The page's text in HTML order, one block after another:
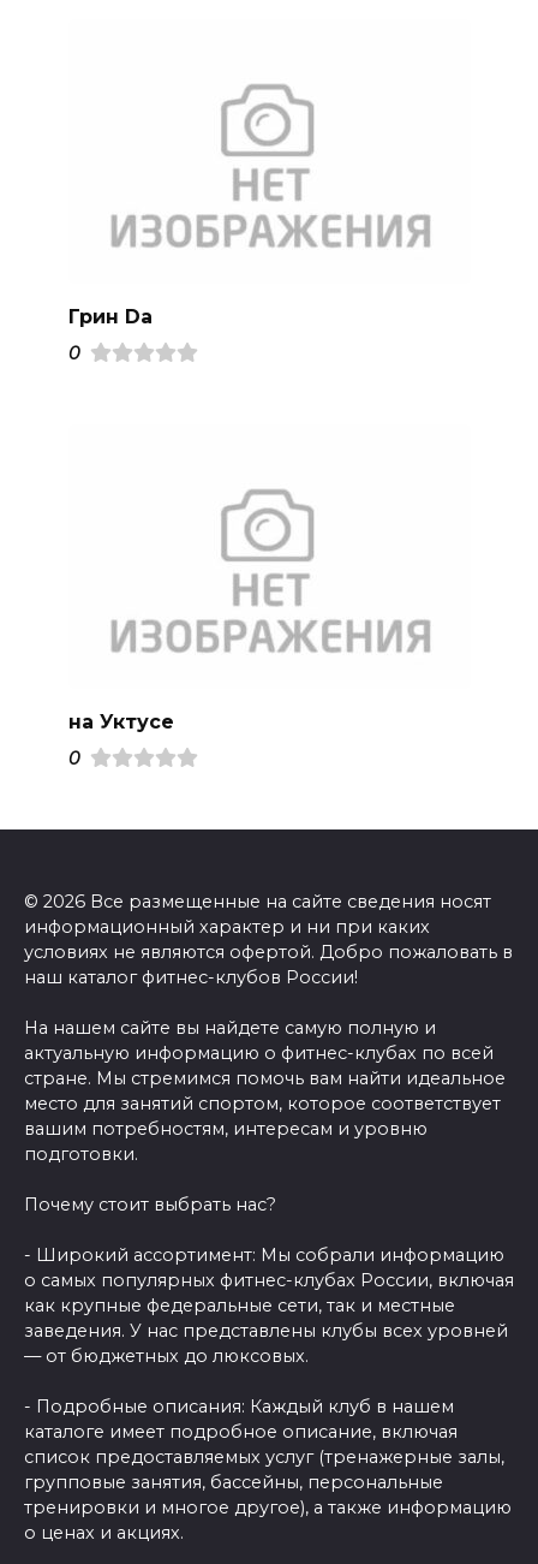
Грин Da
0
на Уктусе
0
© 2026 Все размещенные на сайте сведения носят
информационный характер и ни при каких
условиях не являются офертой. Добро пожаловать в
наш каталог фитнес-клубов России!
На нашем сайте вы найдете самую полную и
актуальную информацию о фитнес-клубах по всей
стране. Мы стремимся помочь вам найти идеальное
место для занятий спортом, которое соответствует
вашим потребностям, интересам и уровню
подготовки.
Почему стоит выбрать нас?
- Широкий ассортимент: Мы собрали информацию
о самых популярных фитнес-клубах России, включая
как крупные федеральные сети, так и местные
заведения. У нас представлены клубы всех уровней
— от бюджетных до люксовых.
- Подробные описания: Каждый клуб в нашем
каталоге имеет подробное описание, включая
список предоставляемых услуг (тренажерные залы,
групповые занятия, бассейны, персональные
тренировки и многое другое), а также информацию
о ценах и акциях.